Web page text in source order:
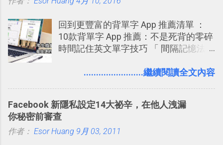
著 Trello ，卻還沒有在電腦玩物上寫過
一篇完整的介紹！雖然錯過了幾年前第
一時間推薦 Trello 的時機，但在這段時
澱自己的使用方法，歸納出「 為什麼值
學。 2015/6/13 新增： 免費專案管理軟
體推薦！困難計畫簡單管理 13 種工具
2016 年新增 ： 如何將 Trello 切換到繁
回到更豐富的背單字 App 推薦清單 ：
10款背單字 App 推薦：不是死背的零碎
時間記住英文單字技巧 「 間隔記憶法
短期記憶變成長期記憶。 舉例來說我今
強；然後下次快要忘記可能變成相隔一
個禮拜，這時再次複習，就能把記憶強
化，讓記憶延長到可能半個月；那時候
........................繼續閱讀全文內容
Facebook 新隱私設定14大祕辛，在他人洩漏
你秘密前審查
作者： Esor Huang 9月 03, 2011